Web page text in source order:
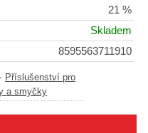
21 %
Skladem
8595563711910
Příslušenství pro
a smyčky